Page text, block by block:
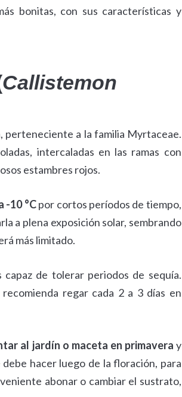
bonitas, con sus características y
Callistemon
perteneciente a la familia Myrtaceae.
intercaladas en las ramas con
estambres rojos.
-10 °Cpor cortos períodos de tiempo,
a plena exposición solar, sembrando
más limitado.
de tolerar periodos de sequía.
regar cada 2 a 3 días en
al jardín o maceta en primavera y
hacer luego de la floración, para
abonar o cambiar el sustrato,